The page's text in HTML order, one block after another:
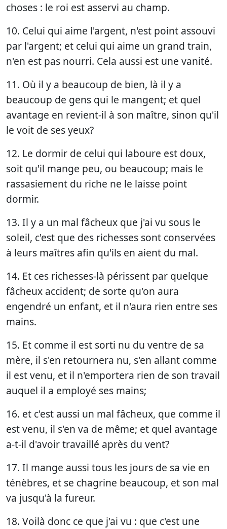
choses : le roi est asservi au champ.
10. Celui qui aime l'argent, n'est point assouvi
par l'argent; et celui qui aime un grand train,
n'en est pas nourri. Cela aussi est une vanité.
11. Où il y a beaucoup de bien, là il y a
beaucoup de gens qui le mangent; et quel
avantage en revient-il à son maître, sinon qu'il
le voit de ses yeux?
12. Le dormir de celui qui laboure est doux,
soit qu'il mange peu, ou beaucoup; mais le
rassasiement du riche ne le laisse point
dormir.
13. Il y a un mal fâcheux que j'ai vu sous le
soleil, c'est que des richesses sont conservées
à leurs maîtres afin qu'ils en aient du mal.
14. Et ces richesses-là périssent par quelque
fâcheux accident; de sorte qu'on aura
engendré un enfant, et il n'aura rien entre ses
mains.
15. Et comme il est sorti nu du ventre de sa
mère, il s'en retournera nu, s'en allant comme
il est venu, et il n'emportera rien de son travail
auquel il a employé ses mains;
16. et c'est aussi un mal fâcheux, que comme il
est venu, il s'en va de même; et quel avantage
a-t-il d'avoir travaillé après du vent?
17. Il mange aussi tous les jours de sa vie en
ténèbres, et se chagrine beaucoup, et son mal
va jusqu'à la fureur.
18. Voilà donc ce que j'ai vu : que c'est une